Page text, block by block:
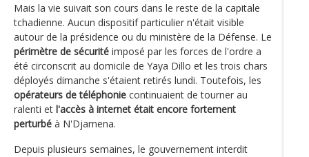
Mais la vie suivait son cours dans le reste de la capitale
tchadienne. Aucun dispositif particulier n'était visible
autour de la présidence ou du ministère de la Défense. Le
périmètre de sécurité imposé par les forces de l'ordre a
été circonscrit au domicile de Yaya Dillo et les trois chars
déployés dimanche s'étaient retirés lundi. Toutefois, les
opérateurs de téléphonie continuaient de tourner au
ralenti et l'accès à internet était encore fortement
perturbé à N'Djamena.
Depuis plusieurs semaines, le gouvernement interdit